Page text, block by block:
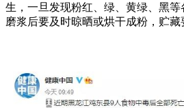
生，一旦发现粉红、绿、黄绿、黑等
磨浆后要及时晾晒或烘干成粉，贮藏